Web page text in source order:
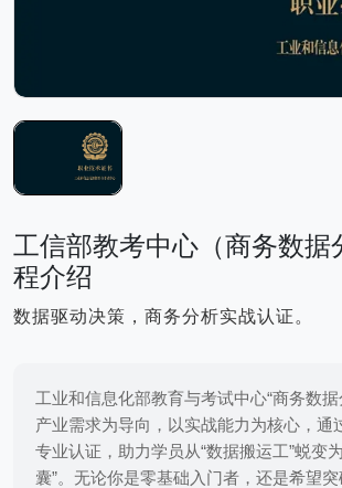
工信部教考中心（商务数据
程介绍
数据驱动决策，商务分析实战认证。
工业和信息化部教育与考试中心“商务数据
产业需求为导向，以实战能力为核心，通
专业认证，助力学员从“数据搬运工”蜕变
囊”。无论你是零基础入门者，还是希望